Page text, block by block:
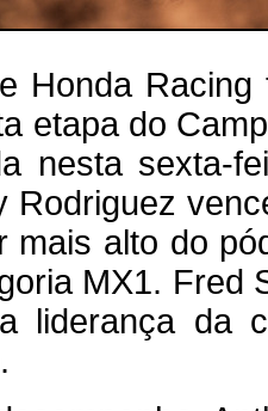
Honda
etapa do
nesta sexta-
Rodriguez
mais alto do
MX1. Fred
liderança da